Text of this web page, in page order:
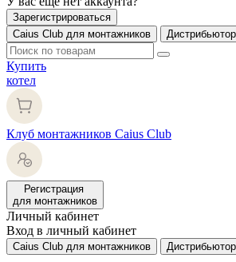
Зарегистрироваться
Caius Club для монтажников
Дистрибьютор
Купить
котел
Клуб монтажников Caius Club
Регистрация
для монтажников
Личный кабинет
Вход в личный кабинет
Caius Club для монтажников Дистрибьютор